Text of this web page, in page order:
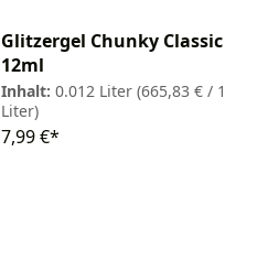
Glitzergel Chunky Classic
12ml
Inhalt: 0.012 Liter (665,83 € / 1
Liter)
7,99 €*